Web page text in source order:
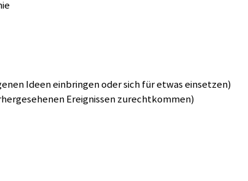
Ideen einbringen oder sich für etwas einsetzen)
Ereignissen zurechtkommen)